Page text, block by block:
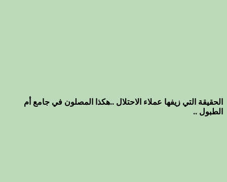
الحقيقة التي زيفها عملاء الاحتلال ..هكذا المصلون في جامع أم
الطبول ..